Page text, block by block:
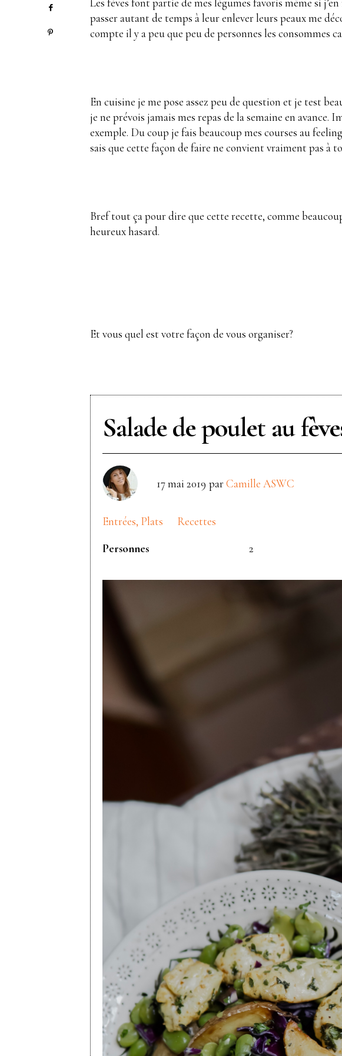
passer autant de temps à leur enlever leurs peaux me
compte il y a peu que peu de personnes les consommes
En cuisine je me pose assez peu de question et je test
je ne prévois jamais mes repas de la semaine en
exemple. Du coup je fais beaucoup mes courses au
sais que cette façon de faire ne convient vraiment pas à
Bref tout ça pour dire que cette recette, comme
heureux hasard.
Et vous quel est votre façon de vous organiser?
Salade de poulet au
17 mai 2019 parCamille ASWC
Entrées, Plats
Recettes
Personnes
2